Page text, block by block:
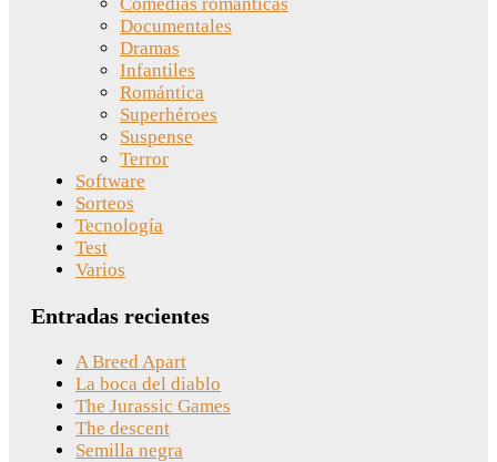
Documentales
Dramas
Infantiles
Romántica
Superhéroes
Suspense
Terror
Software
Sorteos
Tecnología
Test
Varios
Entradas recientes
A Breed Apart
La boca del diablo
The Jurassic Games
The descent
Semilla negra